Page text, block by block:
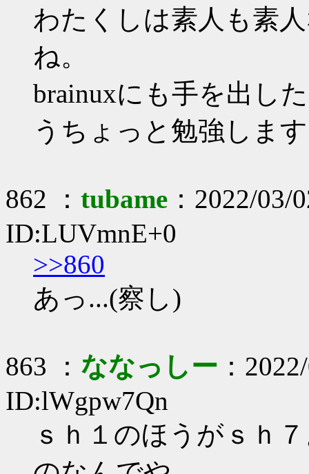
わたくしは素人も素
ね。
brainuxにも手を出し
うちょっと勉強します
862 ： tubame ：2022/03/
ID:LUVmnE+0
>>860
あっ...(察し)
863 ： ななっしー ：
ID:lWgpw7Qn
ｓｈ１のほうがｓｈ